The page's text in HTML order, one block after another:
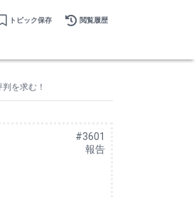
トピック保存 閲覧履歴
を求む！
#3601
報告